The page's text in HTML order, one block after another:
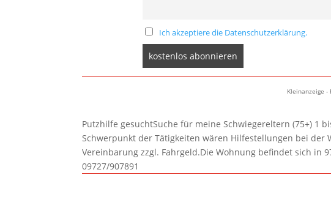
Ich akzeptiere die Datenschutzerklärung.
Kleinanzeige
Putzhilfe gesuchtSuche für meine Schwiegereltern (75+) 1
Schwerpunkt der Tätigkeiten wären Hilfestellungen bei der
Vereinbarung zzgl. Fahrgeld.Die Wohnung befindet sich in
09727/907891